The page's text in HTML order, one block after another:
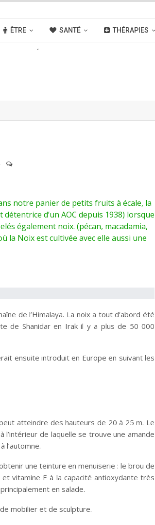
ÊTRE SANTÉ THÉRAPIES
notre panier de petits fruits à écale, la
d’un AOC depuis 1938) lorsque
également noix. (pécan, macadamia,
la Noix est cultivée avec elle aussi une
de l’Himalaya. La noix a tout d’abord été
de Shanidar en Irak il y a plus de 50 000
ensuite introduit en Europe en suivant les
atteindre des hauteurs de 20 à 25 m. Le
de laquelle se trouve une amande
l’automne.
une teinture en menuiserie : le brou de
vitamine E à la capacité antioxydante très
en salade.
mobilier et de sculpture.